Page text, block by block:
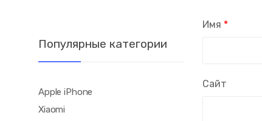
Имя *
Сайт
Популярные категории
Apple iPhone
Xiaomi